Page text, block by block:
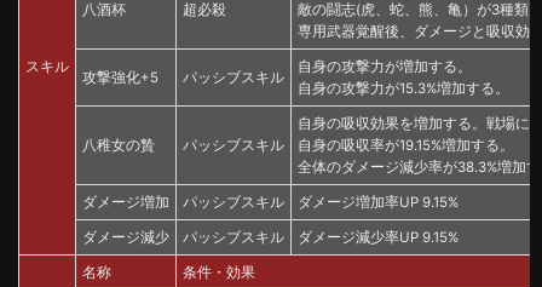
スキル
八酒杯 超必殺
敵の闘志(虎、蛇、熊、亀）が3種類
専用武器覚醒後、ダメージと吸収効
攻撃強化+5 パッシブスキル
自身の攻撃力が増加する。
自身の攻撃力が15.3%増加する。
八稚女の贄 パッシブスキル
自身の吸収効果を増加する。戦場に
自身の吸収率が19.15%増加する。
全体のダメージ減少率が38.3%増加
ダメージ増加 パッシブスキル ダメージ増加率UP 9.15%
ダメージ減少 パッシブスキル ダメージ減少率UP 9.15%
名称 条件・効果